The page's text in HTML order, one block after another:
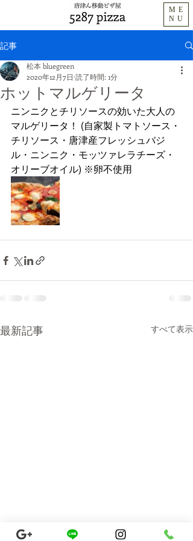
ME
NU
記事
ホットマルゲリータ
松本 bluegreen
2020年12月7日 読了時間: 1分
ニンニクとチリソースの効いた大人の
マルゲリータ！ (自家製トマトソース・
チリソース・唐津産フレッシュバジ
ル・ニンニク・モッツァレラチーズ・
オリーブオイル) ※卵不使用
最新記事 すべて表示